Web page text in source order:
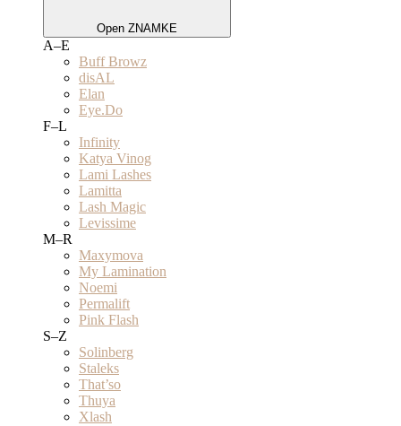
Open ZNAMKE
A–E
Buff Browz
disAL
Elan
Eye.Do
F–L
Infinity
Katya Vinog
Lami Lashes
Lamitta
Lash Magic
Levissime
M–R
Maxymova
My Lamination
Noemi
Permalift
Pink Flash
S–Z
Solinberg
Staleks
That’so
Thuya
Xlash